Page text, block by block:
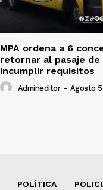
MPA ordena a 6
retornar al pasaje de
incumplir requisitos
Admineditor - Agosto
POLÍTICA